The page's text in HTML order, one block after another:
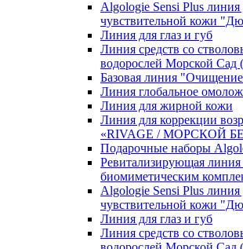
Algologie Sensi Plus линия
чувcтвительной кожи
Линия для глаз и губ
Линия средств со
водорослей Морской Сад
Базовая линия
Линия глобальное
Линия для жирной кожи
Линия для коррекции
«RIVAGE / МОРСКОЙ
Подарочные наборы
Ревитализирующая
биомиметическим
Algologie Sensi Plus линия
чувcтвительной кожи
Линия для глаз и губ
Линия средств со